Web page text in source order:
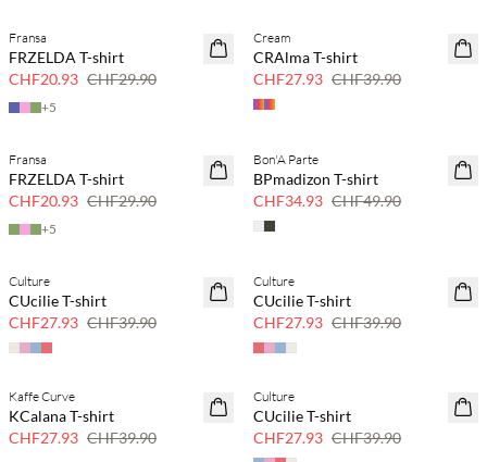
SAVE20
Fransa
FRZELDA T-shirt
CHF20.93 CHF29.90
+5
SAVE20
Cream
CRAlma T-shirt
CHF27.93 CHF39.90
SAVE20
Fransa
FRZELDA T-shirt
CHF20.93 CHF29.90
+5
SAVE20
Bon'A Parte
BPmadizon T-shirt
CHF34.93 CHF49.90
SAVE20
Culture
CUcilie T-shirt
CHF27.93 CHF39.90
SAVE20
Culture
CUcilie T-shirt
CHF27.93 CHF39.90
SAVE20
Kaffe Curve
KCalana T-shirt
CHF27.93 CHF39.90
SAVE20
Culture
CUcilie T-shirt
CHF27.93 CHF39.90